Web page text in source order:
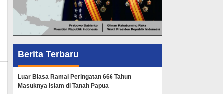
,
Berita Terbaru
Luar Biasa Ramai Peringatan 666 Tahun
Masuknya Islam di Tanah Papua